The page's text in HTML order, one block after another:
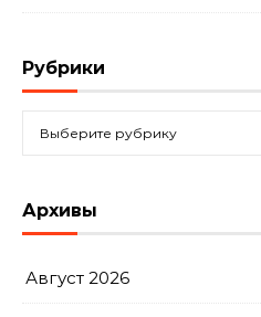
Рубрики
Архивы
Август 2026